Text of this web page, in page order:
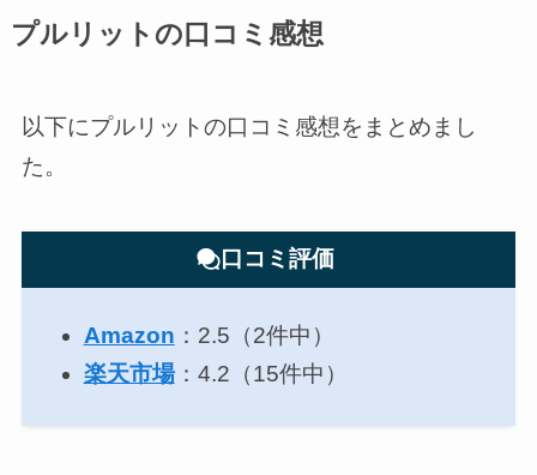
プルリットの口コミ感想
以下にプルリットの口コミ感想をまとめまし
た。
口コミ評価
Amazon ：2.5（2件中）
楽天市場：4.2（15件中）